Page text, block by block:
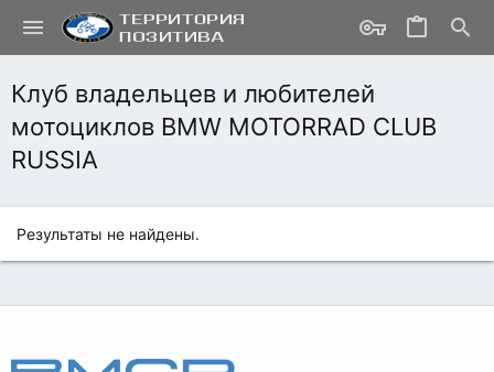
Клуб владельцев и любителей
мотоциклов BMW MОТОRRAD CLUB
RUSSIA
Результаты не найдены.